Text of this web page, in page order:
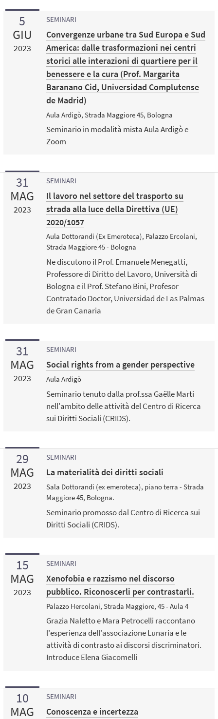
5
GIU
2023
SEMINARI
Convergenze urbane tra Sud Europa e Sud
America: dalle trasformazioni nei centri
storici alle interazioni di quartiere per il
benessere e la cura (Prof. Margarita
Baranano Cid, Universidad Complutense
de Madrid)
Aula Ardigò, Strada Maggiore 45, Bologna
Seminario in modalità mista Aula Ardigò e
Zoom
31
MAG
2023
SEMINARI
Il lavoro nel settore del trasporto su
strada alla luce della Direttiva (UE)
2020/1057
Aula Dottorandi (Ex Emeroteca), Palazzo Ercolani,
Strada Maggiore 45 - Bologna
Ne discutono il Prof. Emanuele Menegatti,
Professore di Diritto del Lavoro, Università di
Bologna e il Prof. Stefano Bini, Profesor
Contratado Doctor, Universidad de Las Palmas
de Gran Canaria
31
MAG
2023
SEMINARI
Social rights from a gender perspective
Aula Ardigò
Seminario tenuto dalla prof.ssa Gaëlle Marti
nell'ambito delle attività del Centro di Ricerca
sui Diritti Sociali (CRIDS).
29
MAG
2023
SEMINARI
La materialità dei diritti sociali
Sala Dottorandi (ex emeroteca), piano terra - Strada
Maggiore 45, Bologna.
Seminario promosso dal Centro di Ricerca sui
Diritti Sociali (CRIDS).
15
MAG
2023
SEMINARI
Xenofobia e razzismo nel discorso
pubblico. Riconoscerli per contrastarli.
Palazzo Hercolani, Strada Maggiore, 45 - Aula 4
Grazia Naletto e Mara Petrocelli raccontano
l'esperienza dell'associazione Lunaria e le
attività di contrasto ai discorsi discriminatori.
Introduce Elena Giacomelli
10
MAG
SEMINARI
Conoscenza e incertezza